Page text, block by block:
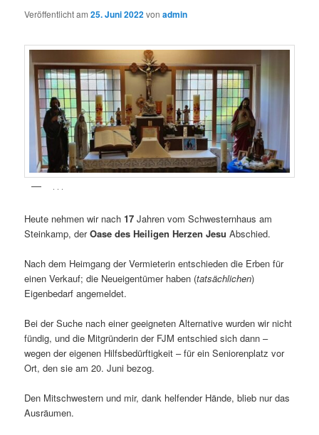
Veröffentlicht am25. Juni 2022vonadmin
. . .
Heute nehmen wir nach17 Jahren vom Schwesternhaus am
Steinkamp, derOase des Heiligen Herzen Jesu Abschied.
Nach dem Heimgang der Vermieterin entschieden die Erben für
einen Verkauf; die Neueigentümer haben (tatsächlichen)
Eigenbedarf angemeldet.
Bei der Suche nach einer geeigneten Alternative wurden wir nicht
fündig, und die Mitgründerin der FJM entschied sich dann –
wegen der eigenen Hilfsbedürftigkeit – für ein Seniorenplatz vor
Ort, den sie am 20. Juni bezog.
Den Mitschwestern und mir, dank helfender Hände, blieb nur das
Ausräumen.